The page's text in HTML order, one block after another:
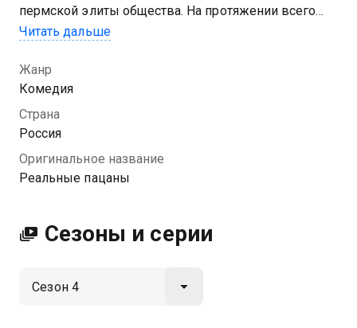
пермской элиты общества. На протяжении всего
сериала вас ждут увлекательные и смешные
сериала и его верные безбашенные друзья.
Посмотреть онлайн 4 сезон сериала Реальные
пацаны вы можете совершенно бесплатно в
Читать дальше
Жанр
Комедия
Страна
Россия
Оригинальное название
Реальные пацаны
Сезоны и серии